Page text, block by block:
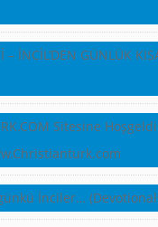
– İNCİL’DEN GÜNLÜK
Sitesine
İnciler…